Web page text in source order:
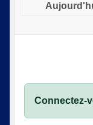
Connectez-